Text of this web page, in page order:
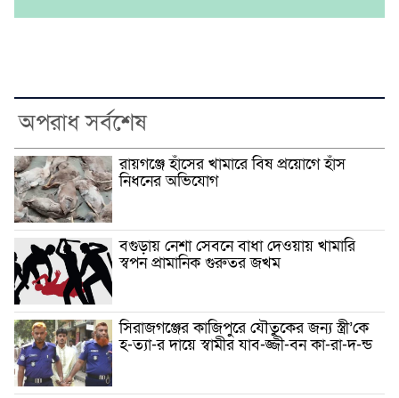
অপরাধ সর্বশেষ
রায়গঞ্জে হাঁসের খামারে বিষ প্রয়োগে হাঁস
নিধনের অভিযোগ
বগুড়ায় নেশা সেবনে বাধা দেওয়ায় খামারি
স্বপন প্রামানিক গুরুতর জখম
সিরাজগঞ্জের কাজিপুরে যৌতুকের জন্য স্ত্রী’কে
হ-ত্যা-র দায়ে স্বামীর যাব-জ্জী-বন কা-রা-দ-ন্ড